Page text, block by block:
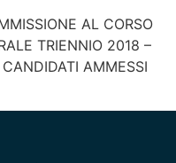
AL CORSO
TRIENNIO 2018 –
AMMESSI